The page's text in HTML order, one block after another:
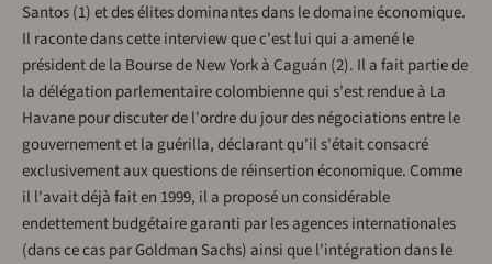
Santos (1) et des élites dominantes dans le domaine économique.
Il raconte dans cette interview que c'est lui qui a amené le
président de la Bourse de New York à Caguán (2). Il a fait partie de
la délégation parlementaire colombienne qui s'est rendue à La
Havane pour discuter de l'ordre du jour des négociations entre le
gouvernement et la guérilla, déclarant qu'il s'était consacré
exclusivement aux questions de réinsertion économique. Comme
il l'avait déjà fait en 1999, il a proposé un considérable
endettement budgétaire garanti par les agences internationales
(dans ce cas par Goldman Sachs) ainsi que l'intégration dans le